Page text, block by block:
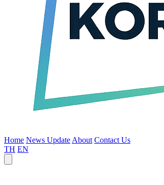
Home News Update About Contact Us
TH EN